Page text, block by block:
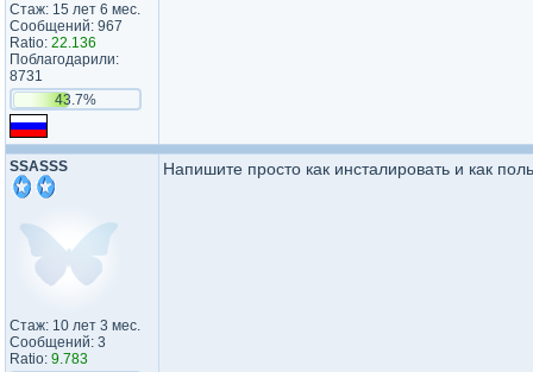
Стаж: 15 лет 6 мес.
Сообщений: 967
Ratio: 22.136
Поблагодарили:
8731
43.7%
SSASSS
Стаж: 10 лет 3 мес.
Сообщений: 3
Ratio: 9.783
Напишите просто как инсталировать и как